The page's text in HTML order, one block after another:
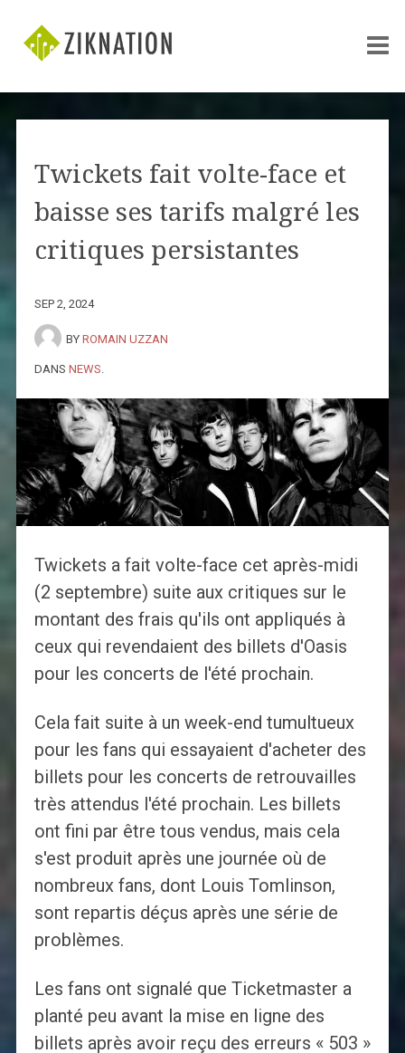
Twickets fait volte-face et
baisse ses tarifs malgré les
critiques persistantes
SEP 2, 2024
BY ROMAIN UZZAN
DANS NEWS
Twickets a fait volte-face cet après-midi
(2 septembre) suite aux critiques sur le
montant des frais qu'ils ont appliqués à
ceux qui revendaient des billets d'Oasis
pour les concerts de l'été prochain.
Cela fait suite à un week-end tumultueux
pour les fans qui essayaient d'acheter des
billets pour les concerts de retrouvailles
très attendus l'été prochain. Les billets
ont fini par être tous vendus, mais cela
s'est produit après une journée où de
nombreux fans, dont Louis Tomlinson,
sont repartis déçus après une série de
problèmes.
Les fans ont signalé que Ticketmaster a
planté peu avant la mise en ligne des
billets après avoir reçu des erreurs « 503 »